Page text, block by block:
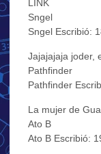
LINK
Sngel
Sngel Escribió:
Jajajajaja joder,
Pathfinder
Pathfinder
La mujer de
Ato B
Ato B Escribió: